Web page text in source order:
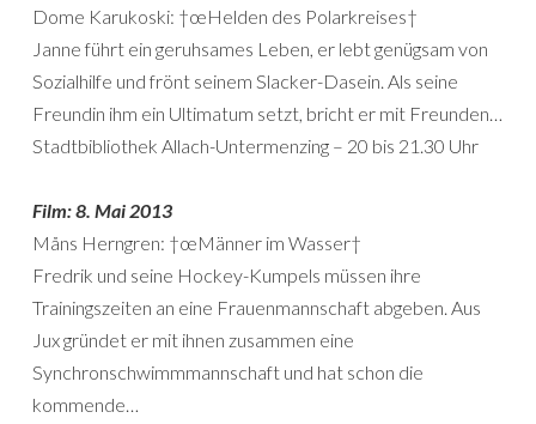
Dome Karukoski: †œHelden des Polarkreises†
Janne führt ein geruhsames Leben, er lebt genügsam von
Sozialhilfe und frönt seinem Slacker-Dasein. Als seine
Freundin ihm ein Ultimatum setzt, bricht er mit Freunden…
Stadtbibliothek Allach-Untermenzing – 20 bis 21.30 Uhr
Film: 8. Mai 2013
Måns Herngren: †œMänner im Wasser†
Fredrik und seine Hockey-Kumpels müssen ihre
Trainingszeiten an eine Frauenmannschaft abgeben. Aus
Jux gründet er mit ihnen zusammen eine
Synchronschwimmmannschaft und hat schon die
kommende…